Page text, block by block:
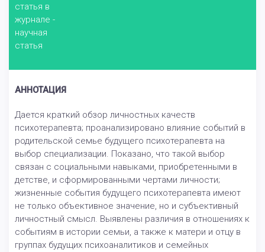
статья в
журнале -
научная
статья
АННОТАЦИЯ
Дается краткий обзор личностных качеств
психотерапевта; проанализировано влияние событий в
родительской семье будущего психотерапевта на
выбор специализации. Показано, что такой выбор
связан с социальными навыками, приобретенными в
детстве, и сформированными чертами личности;
жизненные события будущего психотерапевта имеют
не только объективное значение, но и субъективный
личностный смысл. Выявлены различия в отношениях к
событиям в истории семьи, а также к матери и отцу в
группах будущих психоаналитиков и семейных